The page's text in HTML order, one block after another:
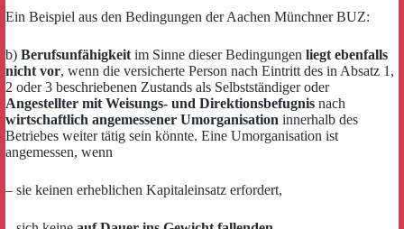
Ein Beispiel aus den Bedingungen der Aachen Münchner BUZ:
b) Berufsunfähigkeit im Sinne dieser Bedingungen liegt ebenfalls
nicht vor, wenn die versicherte Person nach Eintritt des in Absatz 1,
2 oder 3 beschriebenen Zustands als Selbstständiger oder
Angestellter mit Weisungs- und Direktionsbefugnis nach
wirtschaftlich angemessener Umorganisation innerhalb des
Betriebes weiter tätig sein könnte. Eine Umorganisation ist
angemessen, wenn
– sie keinen erheblichen Kapitaleinsatz erfordert,